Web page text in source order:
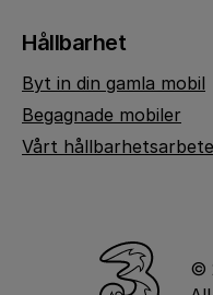
Hållbarhet
Byt in din gamla mobil
Begagnade mobiler
Vårt hållbarhetsarbete
©